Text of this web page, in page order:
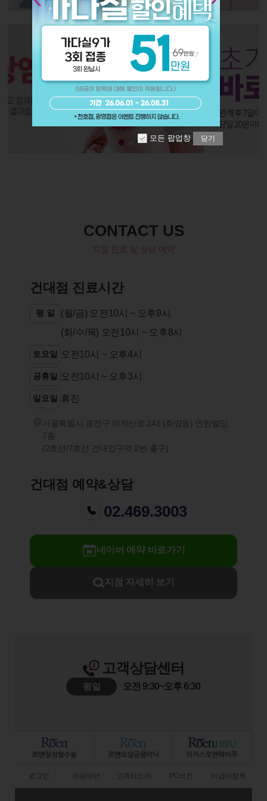
모든 팝업창 닫기
CONTACT US
지점 진료 및 상담 예약
건대점 진료시간
평 일
(월/금) 오전10시 ~ 오후9시
(화/수/목) 오전10시 ~ 오후8시
토요일 오전10시 ~ 오후4시
공휴일 오전10시 ~ 오후3시
일요일 휴진
서울특별시 광진구 아차산로 241 (화양동) 연한빌딩
7층
(2호선/7호선 건대입구역 2번 출구)
건대점 예약&상담
02.469.3003
네이버 예약 바로가기
지점 자세히 보기
고객상담센터
평일 오전 9:30~오후 6:30
로그인 이용약관 고객의소리 PC버전 비급여항목